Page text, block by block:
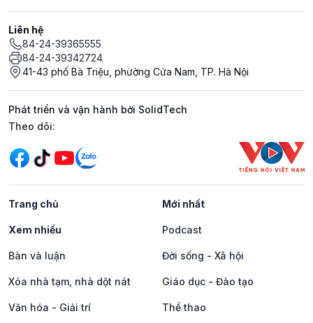
Liên hệ
84-24-39365555
84-24-39342724
41-43 phố Bà Triệu, phường Cửa Nam, TP. Hà Nội
Phát triển và vận hành bởi SolidTech
Mạng xã hội
Theo dõi:
Trang chủ Mới nhất
Xem nhiều Podcast
Bàn và luận Đời sống - Xã hội
Xóa nhà tạm, nhà dột nát Giáo dục - Đào tạo
Văn hóa - Giải trí Thể thao